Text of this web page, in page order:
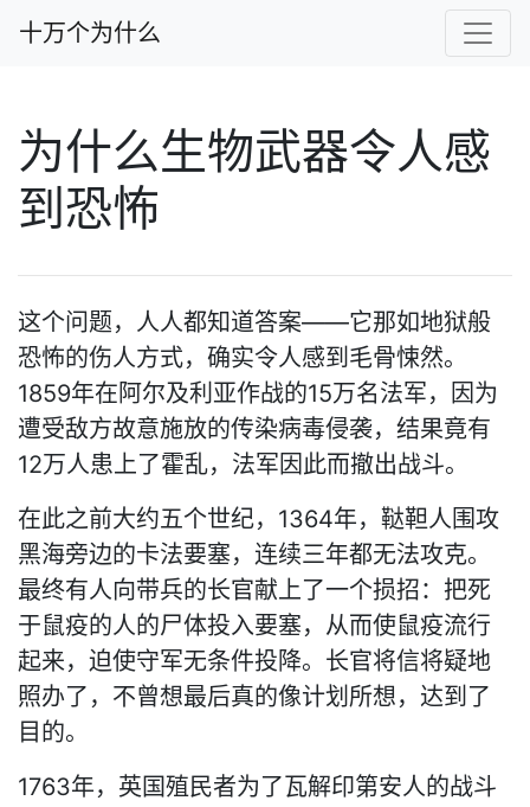
十万个为什么
为什么生物武器令人感
到恐怖
这个问题，人人都知道答案——它那如地狱般
恐怖的伤人方式，确实令人感到毛骨悚然。
1859年在阿尔及利亚作战的15万名法军，因为
遭受敌方故意施放的传染病毒侵袭，结果竟有
12万人患上了霍乱，法军因此而撤出战斗。
在此之前大约五个世纪，1364年，鞑靼人围攻
黑海旁边的卡法要塞，连续三年都无法攻克。
最终有人向带兵的长官献上了一个损招：把死
于鼠疫的人的尸体投入要塞，从而使鼠疫流行
起来，迫使守军无条件投降。长官将信将疑地
照办了，不曾想最后真的像计划所想，达到了
目的。
1763年，英国殖民者为了瓦解印第安人的战斗